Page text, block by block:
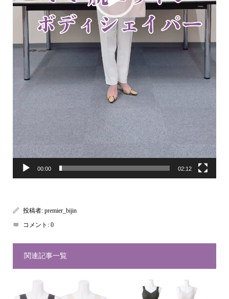
00:00 02:12
投稿者: premier_bijin
コメント: 0
関連記事一覧